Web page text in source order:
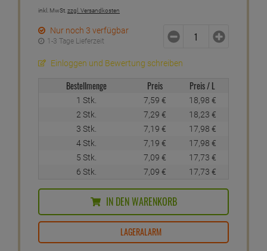
inkl. MwSt.zzgl. Versandkosten
Nur noch 3 verfügbar
1-3 Tage Lieferzeit
Einloggen und Bewertung schreiben
Bestellmenge Preis Preis / L
1 Stk. 7,59 € 18,98 €
2 Stk.
7,29 € 18,23 €
3 Stk.
7,19 € 17,98 €
4 Stk.
7,19 € 17,98 €
5 Stk.
7,09 € 17,73 €
6 Stk.
7,09 € 17,73 €
IN DEN WARENKORB
LAGERALARM